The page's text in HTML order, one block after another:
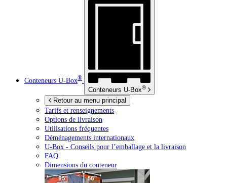
Conteneurs U-Box®
Conteneurs U-Box®
Retour au menu principal
Tarifs et renseignements
Options de livraison
Utilisations fréquentes
Déménagements internationaux
U-Box - Conseils pour l’emballage et la livraison
FAQ
Dimensions du conteneur